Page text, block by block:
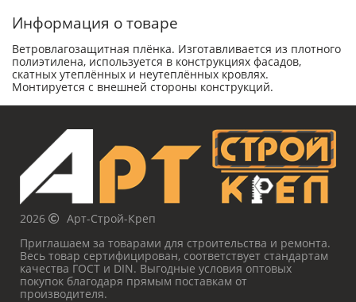
Информация о товаре
Ветровлагозащитная плёнка. Изготавливается из плотного
полиэтилена, используется в конструкциях фасадов,
скатных утеплённых и неутеплённых кровлях.
Монтируется с внешней стороны конструкций.
2026
Арт-Строй-Креп
Приглашаем за товарами для строительства и ремонта.
Весь товар сертифицирован, соответствует стандартам
качества ГОСТ и DIN. Выгодные условия оптовых
покупок благодаря прямым поставкам от
производителя.